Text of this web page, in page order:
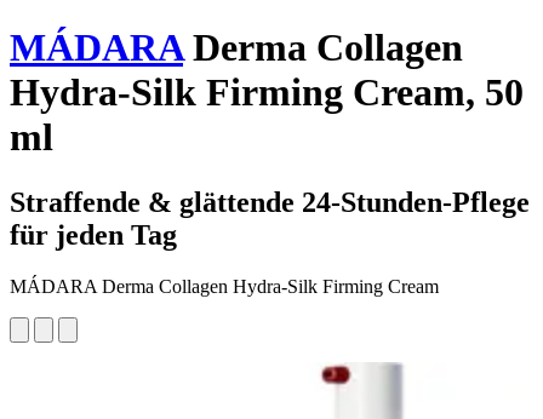
MÁDARADerma Collagen
Hydra-Silk Firming Cream, 50
ml
Straffende & glättende 24-Stunden-Pflege
für jeden Tag
MÁDARA Derma Collagen Hydra-Silk Firming Cream